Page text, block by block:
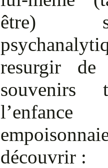
être)
resurgir
souvenirs
découvrir :